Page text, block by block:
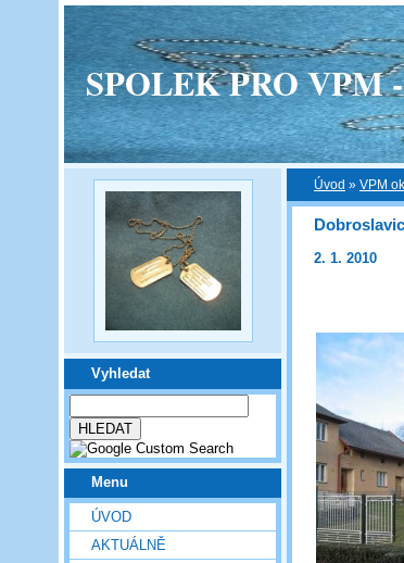
SPOLEK PRO VPM
Vyhledat
Menu
ÚVOD
AKTUÁLNĚ
Úvod » VPM
2. 1. 2010